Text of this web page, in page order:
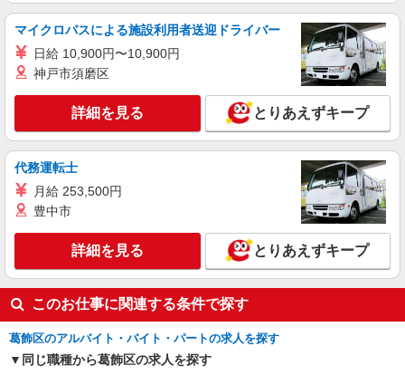
東京都葛飾区
キープ 詳細を見る
職業紹介
株式会社kotrio /●SW-S-2078463
京成立石駅☆子育て世代活躍！綺麗な病院で補
助業務☆未経験OK♪
時給1550円〜2312円 ＜交通費全支給(ガソリ
キープ 詳細を見る
マイクロバスによる施設利用者送迎ドライバー
日給 10,900円〜10,900円
神戸市須磨区
詳細を見る とりあえずキープ
代務運転士
月給 253,500円
豊中市
詳細を見る とりあえずキープ
このお仕事に関連する条件で探す
葛飾区のアルバイト・バイト・パートの求人を探す
同じ職種から葛飾区の求人を探す